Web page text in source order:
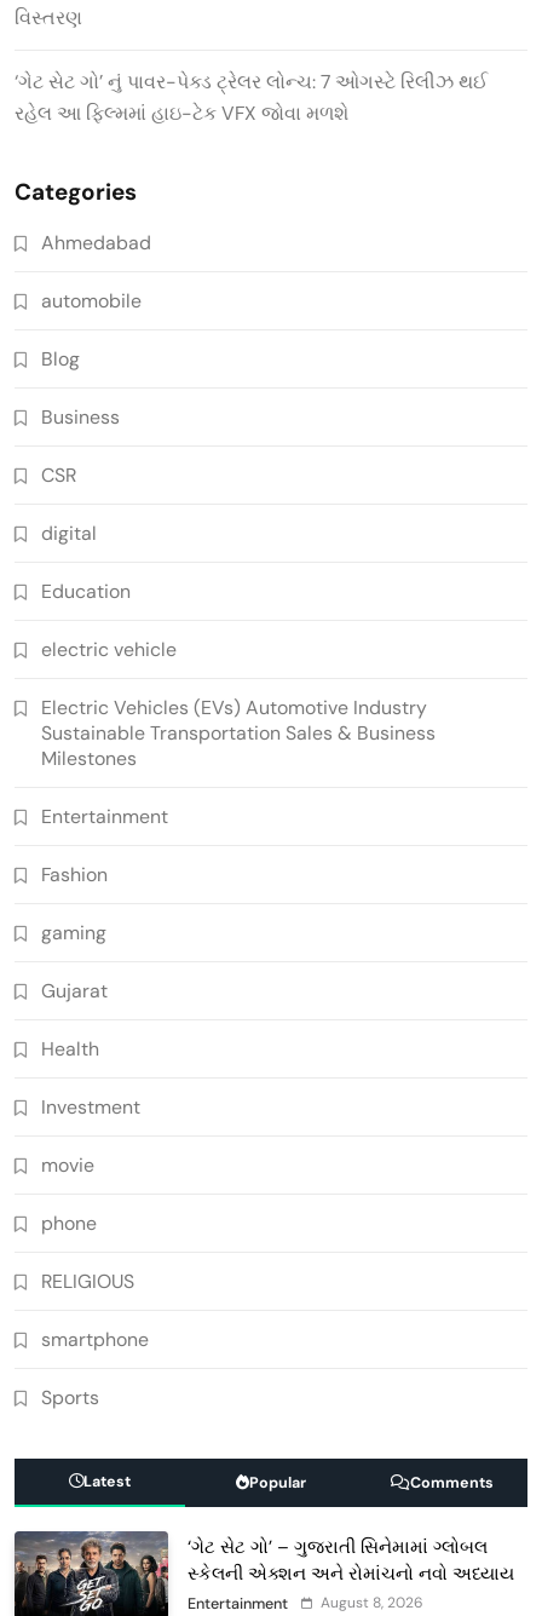
વિસ્તરણ
‘ગેટ સેટ ગો’ નું પાવર-પેક્ડ ટ્રેલર લોન્ચ: 7 ઓગસ્ટે રિલીઝ થઈ
રહેલ આ ફિલ્મમાં હાઇ-ટેક VFX જોવા મળશે
Categories
Ahmedabad
automobile
Blog
Business
CSR
digital
Education
electric vehicle
Electric Vehicles (EVs) Automotive Industry
Sustainable Transportation Sales & Business
Milestones
Entertainment
Fashion
gaming
Gujarat
Health
Investment
movie
phone
RELIGIOUS
smartphone
Sports
Latest Popular Comments
‘ગેટ સેટ ગો’ – ગુજરાતી સિનેમામાં ગ્લોબલ
સ્કેલની એક્શન અને રોમાંચનો નવો અધ્યાય
Entertainment August 8, 2026